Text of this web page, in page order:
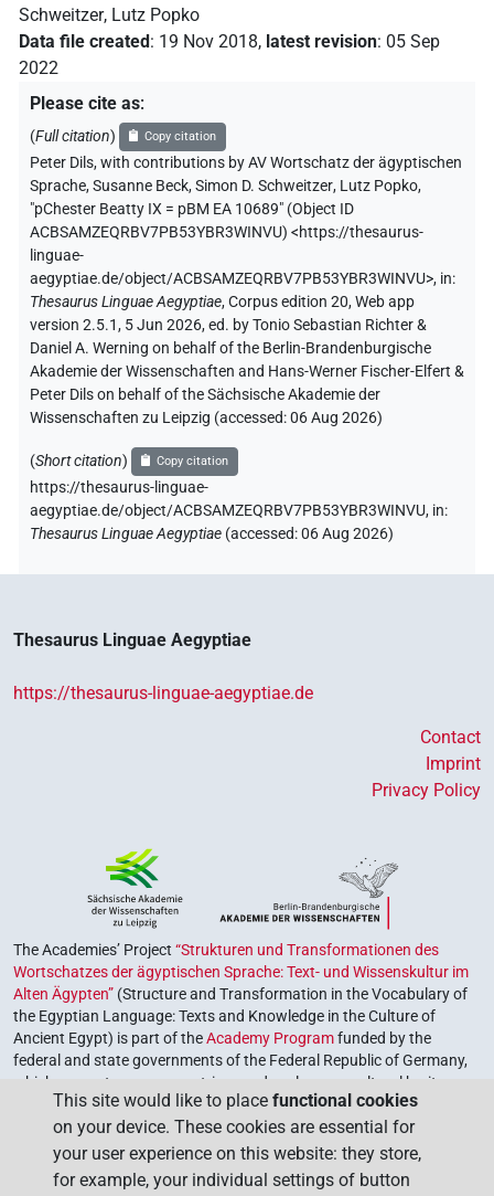
Schweitzer, Lutz Popko
Data file created: 19 Nov 2018, latest revision: 05 Sep
2022
Please cite as:
(Full citation) Copy citation
Peter Dils,with contributions byAV Wortschatz der ägyptischen
Sprache,Susanne Beck,Simon D. Schweitzer, Lutz Popko,
"pChester Beatty IX = pBM EA 10689" (Object ID
ACBSAMZEQRBV7PB53YBR3WINVU) <https://thesaurus-
linguae-
aegyptiae.de/object/ACBSAMZEQRBV7PB53YBR3WINVU>, in:
Thesaurus Linguae Aegyptiae,Corpus edition 20, Web app
version 2.5.1, 5 Jun 2026, ed. by Tonio Sebastian Richter &
Daniel A. Werning on behalf of the Berlin-Brandenburgische
Akademie der Wissenschaften and Hans-Werner Fischer-Elfert &
Peter Dils on behalf of the Sächsische Akademie der
Wissenschaften zu Leipzig (accessed:06 Aug 2026)
(Short citation) Copy citation
https://thesaurus-linguae-
aegyptiae.de/object/ACBSAMZEQRBV7PB53YBR3WINVU, in:
Thesaurus Linguae Aegyptiae (accessed:06 Aug 2026)
Thesaurus Linguae Aegyptiae
https://thesaurus-linguae-aegyptiae.de
Contact
Imprint
Privacy Policy
The Academies’ Project “Strukturen und Transformationen des
Wortschatzes der ägyptischen Sprache: Text- und Wissenskultur im
Alten Ägypten” (Structure and Transformation in the Vocabulary of
the Egyptian Language: Texts and Knowledge in the Culture of
Ancient Egypt) is part of theAcademy Programfunded by the
federal and state governments of the Federal Republic of Germany,
which serves to preserve, retrieve and explore our cultural heritage.
The program is coordinated by theUnion of the German Academies
of Sciences and Humanities.
This site would like to place functional cookies
on your device. These cookies are essential for
your user experience on this website: they store,
for example, your individual settings of button